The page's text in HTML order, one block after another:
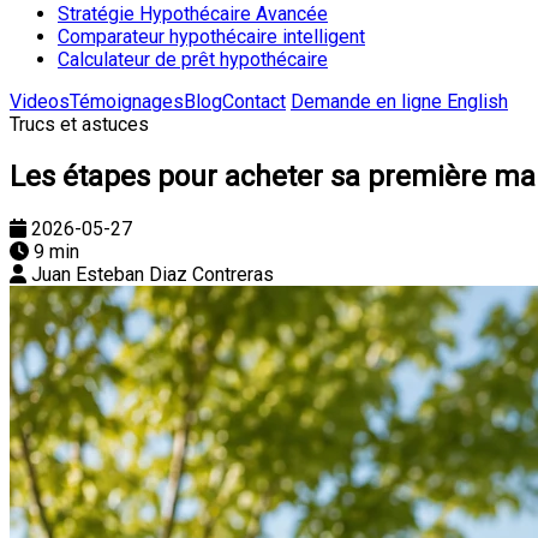
Stratégie Hypothécaire Avancée
Comparateur hypothécaire intelligent
Calculateur de prêt hypothécaire
VideosTémoignagesBlogContact Demande en ligne English
Trucs et astuces
Les étapes pour acheter sa première
2026-05-27
9 min
Juan Esteban Diaz Contreras